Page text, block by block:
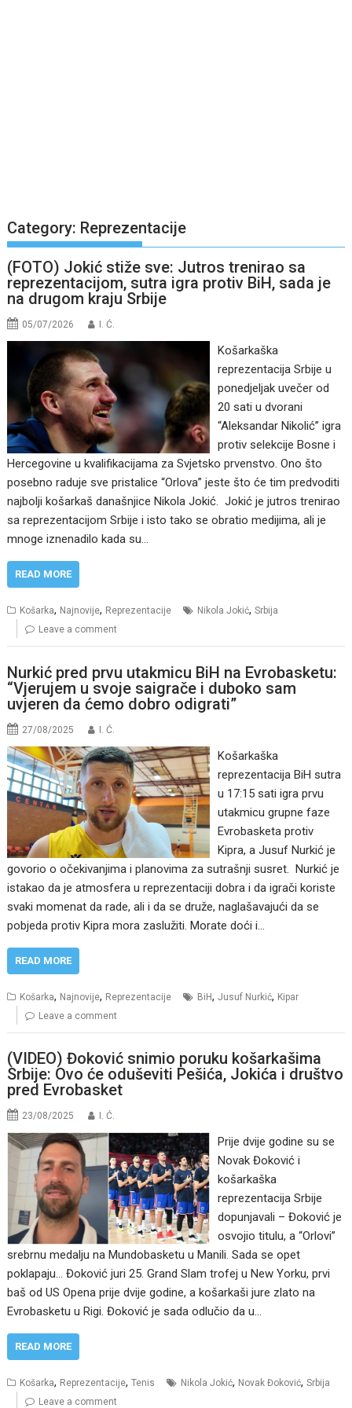
Category: Reprezentacije
(FOTO) Jokić stiže sve: Jutros trenirao sa
reprezentacijom, sutra igra protiv BiH, sada je
na drugom kraju Srbije
05/07/2026 I. Ć.
Košarkaška
reprezentacija Srbije u
ponedjeljak uvečer od
20 sati u dvorani
“Aleksandar Nikolić” igra
protiv selekcije Bosne i
Hercegovine u kvalifikacijama za Svjetsko prvenstvo. Ono što
posebno raduje sve pristalice “Orlova” jeste što će tim predvoditi
najbolji košarkaš današnjice Nikola Jokić. Jokić je jutros trenirao
sa reprezentacijom Srbije i isto tako se obratio medijima, ali je
mnoge iznenadilo kada su…
READ MORE
Košarka, Najnovije, Reprezentacije Nikola Jokić,Srbija
Leave a comment
Nurkić pred prvu utakmicu BiH na Evrobasketu:
“Vjerujem u svoje saigrače i duboko sam
uvjeren da ćemo dobro odigrati”
27/08/2025 I. Ć.
Košarkaška
reprezentacija BiH sutra
u 17:15 sati igra prvu
utakmicu grupne faze
Evrobasketa protiv
Kipra, a Jusuf Nurkić je
govorio o očekivanjima i planovima za sutrašnji susret. Nurkić je
istakao da je atmosfera u reprezentaciji dobra i da igrači koriste
svaki momenat da rade, ali i da se druže, naglašavajući da se
pobjeda protiv Kipra mora zaslužiti. Morate doći i…
READ MORE
Košarka, Najnovije, Reprezentacije BiH,Jusuf Nurkić, Kipar
Leave a comment
(VIDEO) Đoković snimio poruku košarkašima
Srbije: Ovo će oduševiti Pešića, Jokića i društvo
pred Evrobasket
23/08/2025 I. Ć.
Prije dvije godine su se
Novak Đoković i
košarkaška
reprezentacija Srbije
dopunjavali – Đoković je
osvojio titulu, a “Orlovi”
srebrnu medalju na Mundobasketu u Manili. Sada se opet
poklapaju… Đoković juri 25. Grand Slam trofej u New Yorku, prvi
baš od US Opena prije dvije godine, a košarkaši jure zlato na
Evrobasketu u Rigi. Đoković je sada odlučio da u…
READ MORE
Košarka, Reprezentacije,Tenis Nikola Jokić, Novak Đoković,Srbija
Leave a comment